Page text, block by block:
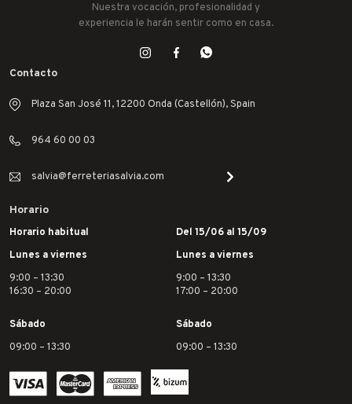
Nuestra vocación, profesionalidad y
experiencia le harán sentir como en casa.
Contacto
Plaza San José 11, 12200 Onda (Castellón), Spain
964 60 00 03
salvia@ferreteriasalvia.com
Horario
Horario habitual
Lunes a viernes
9:00 – 13:30
16:30 – 20:00
Sábado
09:00 – 13:30
Del 15/06 al 15/09
Lunes a viernes
9:00 – 13:30
17:00 – 20:00
Sábado
09:00 – 13:30